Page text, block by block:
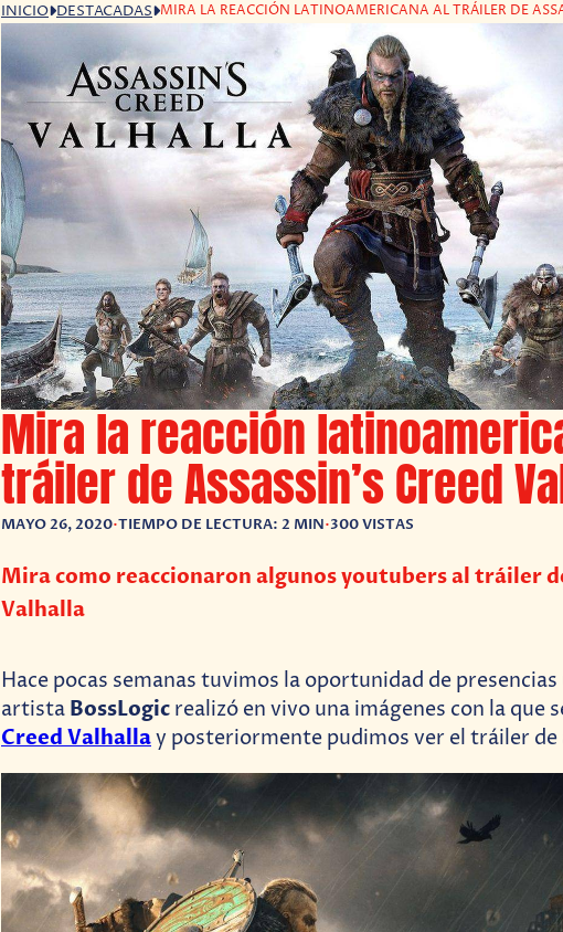
INICIO DESTACADAS MIRA LA REACCIÓN LATINOAMERICANA AL TRÁILER DE
Mira la reacción
tráiler de Assassin’s Creed
MAYO 26, 2020•TIEMPO DE LECTURA: 2 MIN•300 VISTAS
Mira como reaccionaron algunos youtubers al tráiler
Valhalla
Hace pocas semanas tuvimos la oportunidad de presencias
artista BossLogic realizó en vivo una imágenes con la que
Creed Valhallay posteriormente pudimos ver el tráiler de